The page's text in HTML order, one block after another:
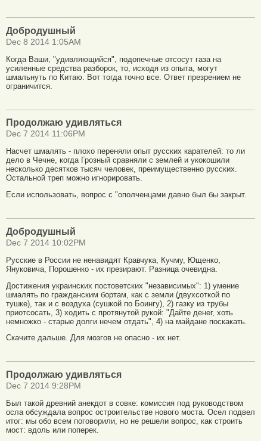
Добродушный
Dec 8 2014 1:05AM
Когда Ваши, "удивляющийся", подопечные отсосут газа на
усиленные средства разборок, то, исходя из опыта, могут
шмальнуть по Китаю. Вот тогда точно все. Ответ презрением не
ограничится.
Продолжаю удивляться
Dec 7 2014 11:06PM
Насчет шмалять - плохо переняли опыт русских карателей: то ли
дело в Чечне, когда Грозный сравняли с землей и укокошили
несколько десятков тысяч человек, преимущественно русских.
Остальной треп можно игнорировать.
Если использовать, вопрос с "ополченцами давно был бы закрыт.
Добродушный
Dec 7 2014 10:02PM
Русские в России не ненавидят Кравчука, Кучму, Ющенко,
Януковича, Порошенко - их презирают. Разница очевидна.
Достижения украинских постоветских "независимых": 1) умение
шмалять по гражданским бортам, как с земли (двухсоткой по
тушке), так и с воздуха (сушкой по Боингу), 2) газку из трубы
приотсосать, 3) ходить с протянутой рукой: "Дайте денег, хоть
немножко - старые долги нечем отдать", 4) на майдане поскакать.
Скачите дальше. Для мозгов не опасно - их нет.
Продолжаю удивляться
Dec 7 2014 9:28PM
Был такой древний анекдот в совке: комиссия под руководством
осла обсуждала вопрос остроительстве нового моста. Осел подвел
итог: мы обо всем поговорили, но не решели вопрос, как строить
мост: вдоль или поперек.